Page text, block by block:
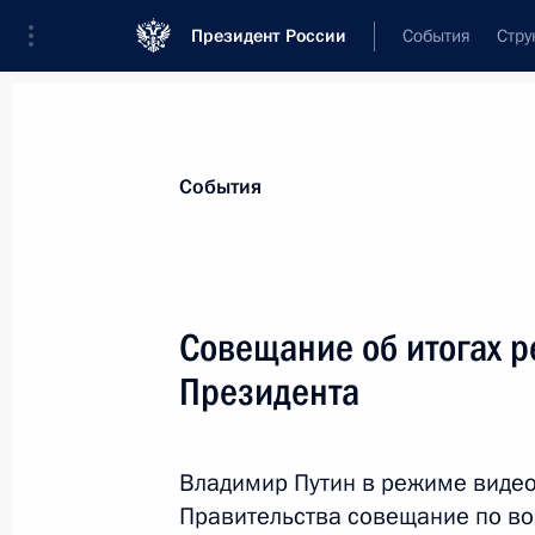
Президент России События
29 апреля 2021 года, 14:20
События
Совещание об итогах
Президента
Владимир Путин в режиме
Правительства совещание по